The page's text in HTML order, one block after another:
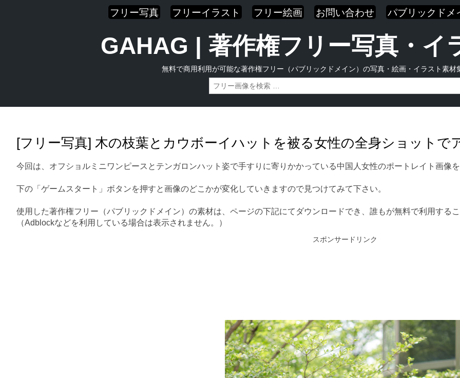
フリー写真 フリーイラスト フリー絵画 お問い合わせ パブリックドメ
GAHAG | 著作権フリー写真・イ
無料で商用利用が可能な著作権フリー（パブリックドメイン）の写真・絵画・イラスト素材
[フリー写真] 木の枝葉とカウボーイハットを被る女性の全身ショットで
今回は、オフショルミニワンピースとテンガロンハット姿で手すりに寄りかかっている中国人女性のポートレイト画像
下の「ゲームスタート」ボタンを押すと画像のどこかが変化していきますので見つけてみて下さい。
使用した著作権フリー（パブリックドメイン）の素材は、ページの下記にてダウンロードでき、誰もが無料で利用するこ
（Adblockなどを利用している場合は表示されません。）
スポンサードリンク